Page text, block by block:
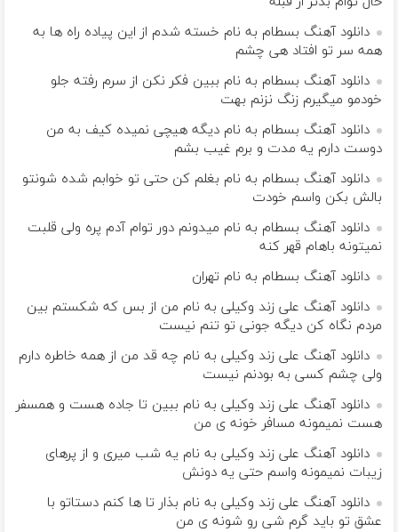
دانلود آهنگ بسطام به نام خسته شدم از این پیاده راه ها به
همه سر تو افتاد هی چشم
دانلود آهنگ بسطام به نام ببین فکر نکن از سرم رفته جلو
خودمو میگیرم زنگ نزنم بهت
دانلود آهنگ بسطام به نام دیگه هیچی نمیده کیف به من
دوست دارم یه مدت و برم غیب بشم
دانلود آهنگ بسطام به نام بغلم کن حتی تو خوابم شده شونتو
بالش بکن واسم خودت
دانلود آهنگ بسطام به نام میدونم دور توام آدم پره ولی قلبت
نمیتونه باهام قهر کنه
دانلود آهنگ بسطام به نام تهران
دانلود آهنگ علی زند وکیلی به نام من از بس كه شكستم بین
مردم نگاه كن دیگه جونى تو تنم نیست
دانلود آهنگ علی زند وکیلی به نام چه قد من از همه خاطره دارم
ولی چشم كسی به بودنم نیست
دانلود آهنگ علی زند وکیلی به نام ببین تا جاده هست و همسفر
هست نمیمونه مسافر خونه ی من
دانلود آهنگ علی زند وکیلی به نام یه شب میرى و از پرهای
زيبات نمیمونه واسم حتی یه دونش
دانلود آهنگ علی زند وکیلی به نام بذار تا ها كنم دستاتو با
عشق تو باید گرم شی رو شونه ى من